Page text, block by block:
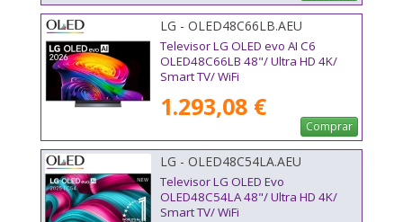
LG - OLED48C66LB.AEU
Televisor LG OLED evo AI C6
OLED48C66LB 48"/ Ultra HD 4K/
Smart TV/ WiFi
1.293,08 €
Comprar
LG - OLED48C54LA.AEU
Televisor LG OLED Evo
OLED48C54LA 48"/ Ultra HD 4K/
Smart TV/ WiFi